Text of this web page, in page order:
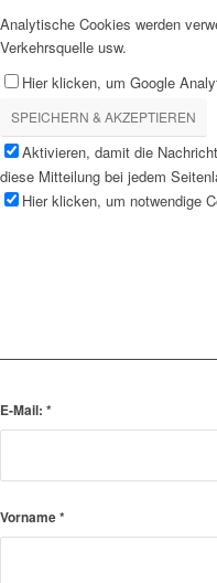
Analytische Cookies werden
Verkehrsquelle usw.
Hier klicken, um Google
SPEICHERN & AKZEPTIEREN
Aktivieren, damit die
diese Mitteilung bei jedem
Hier klicken, um notwendige
E-Mail: *
Vorname*